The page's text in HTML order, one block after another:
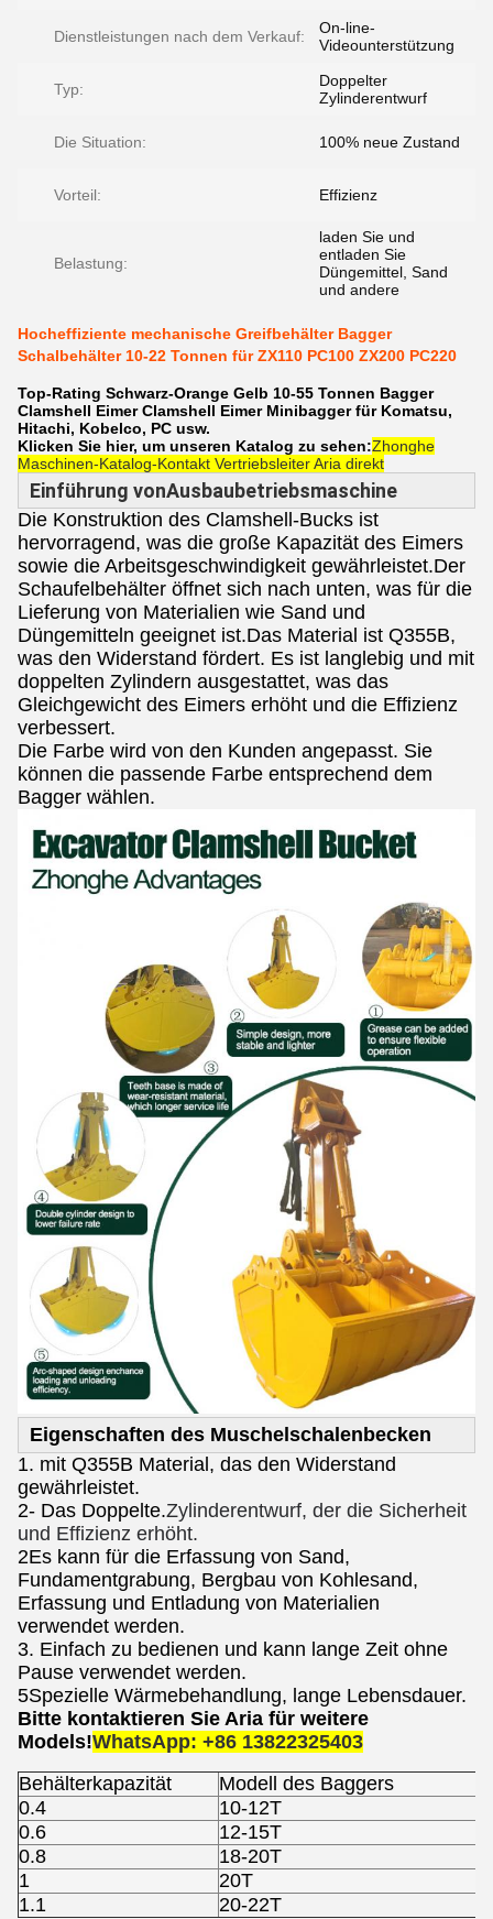
Dienstleistungen nach dem Verkauf:
On-line-
Videounterstützung
Typ:
Doppelter
Zylinderentwurf
Die Situation: 100% neue Zustand
Vorteil: Effizienz
Belastung:
laden Sie und
entladen Sie
Düngemittel, Sand
und andere
Hocheffiziente mechanische Greifbehälter Bagger
Schalbehälter 10-22 Tonnen für ZX110 PC100 ZX200 PC220
Top-Rating Schwarz-Orange Gelb 10-55 Tonnen Bagger
Clamshell Eimer Clamshell Eimer Minibagger für Komatsu,
Hitachi, Kobelco, PC usw.
Klicken Sie hier, um unseren Katalog zu sehen:Zhonghe
Maschinen-Katalog-Kontakt Vertriebsleiter Aria direkt
Einführung vonAusbaubetriebsmaschine
Die Konstruktion des Clamshell-Bucks ist
hervorragend, was die große Kapazität des Eimers
sowie die Arbeitsgeschwindigkeit gewährleistet.Der
Schaufelbehälter öffnet sich nach unten, was für die
Lieferung von Materialien wie Sand und
Düngemitteln geeignet ist.Das Material ist Q355B,
was den Widerstand fördert. Es ist langlebig und mit
doppelten Zylindern ausgestattet, was das
Gleichgewicht des Eimers erhöht und die Effizienz
verbessert.
Die Farbe wird von den Kunden angepasst. Sie
können die passende Farbe entsprechend dem
Bagger wählen.
Eigenschaften des Muschelschalenbecken
1. mit Q355B Material, das den Widerstand
gewährleistet.
2- Das Doppelte.Zylinderentwurf, der die Sicherheit
und Effizienz erhöht.
2Es kann für die Erfassung von Sand,
Fundamentgrabung, Bergbau von Kohlesand,
Erfassung und Entladung von Materialien
verwendet werden.
3. Einfach zu bedienen und kann lange Zeit ohne
Pause verwendet werden.
5Spezielle Wärmebehandlung, lange Lebensdauer.
Bitte kontaktieren Sie Aria für weitere
Models!WhatsApp: +86 13822325403
Behälterkapazität
Modell des Baggers
0.4
10-12T
0.6
12-15T
0.8
18-20T
1
20T
1.1
20-22T